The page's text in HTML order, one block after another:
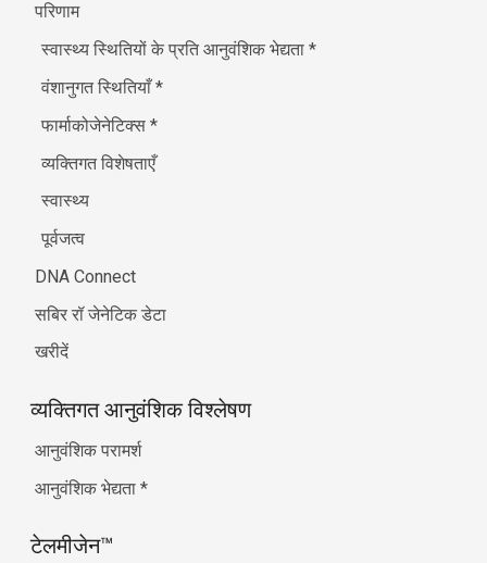
परिणाम
स्वास्थ्य स्थितियों के प्रति आनुवंशिक भेद्यता*
वंशानुगत स्थितियाँ*
फार्माकोजेनेटिक्स*
व्यक्तिगत विशेषताएँ
स्वास्थ्य
पूर्वजत्व
DNA Connect
सबिर रॉ जेनेटिक डेटा
खरीदें
व्यक्तिगत आनुवंशिक विश्लेषण
आनुवंशिक परामर्श
आनुवंशिक भेद्यता *
टेलमीजेन™